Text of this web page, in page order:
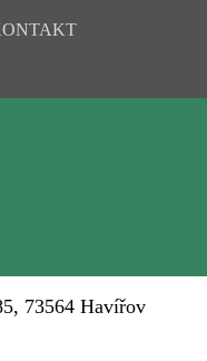
73564 Havířov